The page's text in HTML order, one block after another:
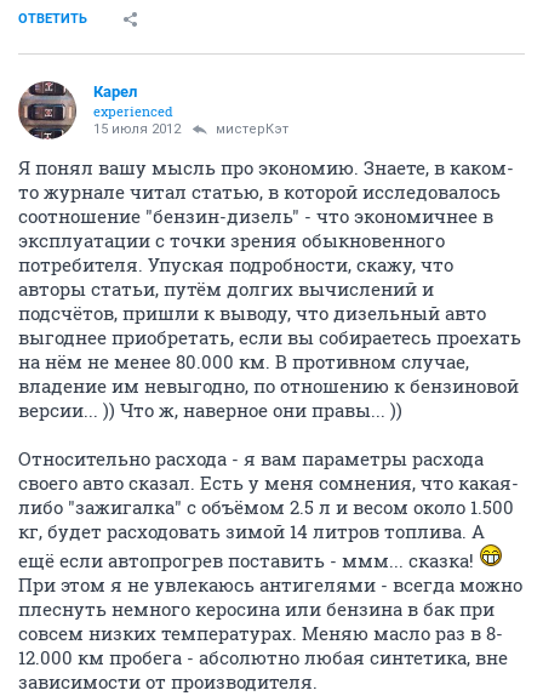
ОТВЕТИТЬ
Карел
experienced
15 июля 2012 мистерКэт
Я понял вашу мысль про экономию. Знаете, в каком-
то журнале читал статью, в которой исследовалось
соотношение "бензин-дизель" - что экономичнее в
эксплуатации с точки зрения обыкновенного
потребителя. Упуская подробности, скажу, что
авторы статьи, путём долгих вычислений и
подсчётов, пришли к выводу, что дизельный авто
выгоднее приобретать, если вы собираетесь проехать
на нём не менее 80.000 км. В противном случае,
владение им невыгодно, по отношению к бензиновой
версии... )) Что ж, наверное они правы... ))
Относительно расхода - я вам параметры расхода
своего авто сказал. Есть у меня сомнения, что какая-
либо "зажигалка" с объёмом 2.5 л и весом около 1.500
кг, будет расходовать зимой 14 литров топлива. А
ещё если автопрогрев поставить - ммм... сказка!
При этом я не увлекаюсь антигелями - всегда можно
плеснуть немного керосина или бензина в бак при
совсем низких температурах. Меняю масло раз в 8-
12.000 км пробега - абсолютно любая синтетика, вне
зависимости от производителя.